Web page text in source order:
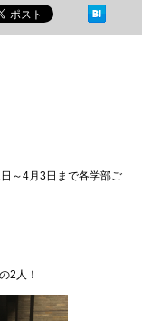
～4月3日まで各学部ご
2人！